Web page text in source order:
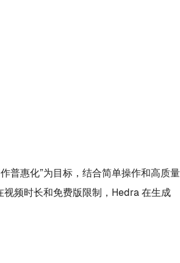
普惠化”为目标，结合简单操作和高质量
频时长和免费版限制，Hedra 在生成